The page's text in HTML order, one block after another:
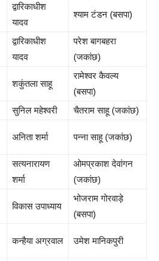
द्वारिकाधीश
यादव
श्याम टंडन (बसपा)
द्वारिकाधीश
यादव
परेश बागबहरा
(जकांछ)
शकुंतला साहू
रामेश्वर कैवल्य
(बसपा)
सुनिल महेश्वरी चैतराम साहू (जकांछ)
अनिता शर्मा पन्ना साहू (जकांछ)
सत्यनारायण
शर्मा
ओमप्रकाश देवांगन
(जकांछ)
विकास उपाध्याय
भोजराम गोरवाड़े
(बसपा)
कन्हैया अग्रवाल उमेश मानिकपुरी